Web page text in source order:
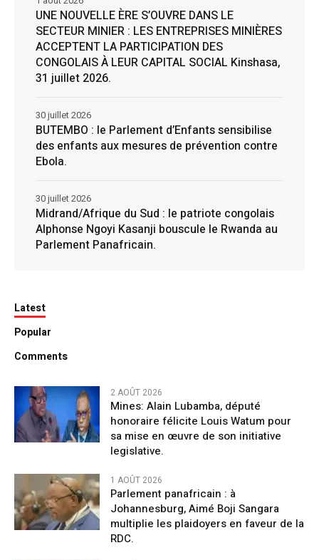
UNE NOUVELLE ÈRE S’OUVRE DANS LE
SECTEUR MINIER : LES ENTREPRISES MINIÈRES
ACCEPTENT LA PARTICIPATION DES
CONGOLAIS À LEUR CAPITAL SOCIAL Kinshasa,
31 juillet 2026.
BUTEMBO : le Parlement d’Enfants sensibilise
des enfants aux mesures de prévention contre
Ebola.
30 juillet 2026
Midrand/Afrique du Sud : le patriote congolais
Alphonse Ngoyi Kasanji bouscule le Rwanda au
Parlement Panafricain.
30 juillet 2026
Latest
Popular
Comments
2 AOÛT 2026
Mines: Alain Lubamba, député
honoraire félicite Louis Watum pour
sa mise en œuvre de son initiative
legislative.
1 AOÛT 2026
Parlement panafricain : à
Johannesburg, Aimé Boji Sangara
multiplie les plaidoyers en faveur de la
RDC.